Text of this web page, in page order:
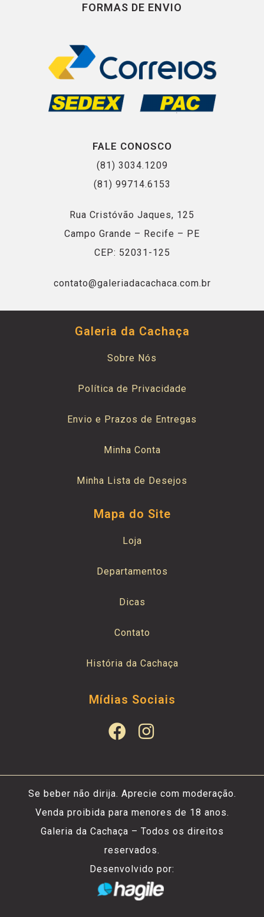
FORMAS DE ENVIO
FALE CONOSCO
(81) 3034.1209
(81) 99714.6153
Rua Cristóvão Jaques, 125
Campo Grande – Recife – PE
CEP: 52031-125
contato@galeriadacachaca.com.br
Galeria da Cachaça
Sobre Nós
Política de Privacidade
Envio e Prazos de Entregas
Minha Conta
Minha Lista de Desejos
Mapa do Site
Loja
Departamentos
Dicas
Contato
História da Cachaça
Mídias Sociais
Se beber não dirija. Aprecie com moderação.
Venda proibida para menores de 18 anos.
Galeria da Cachaça – Todos os direitos
reservados.
Desenvolvido por: